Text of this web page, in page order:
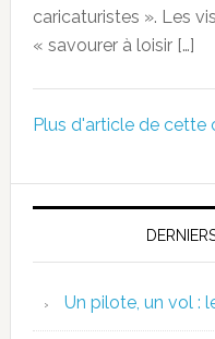
caricaturistes ». Les
« savourer à loisir […]
Plus d'article de cette
Un pilote, un vol :